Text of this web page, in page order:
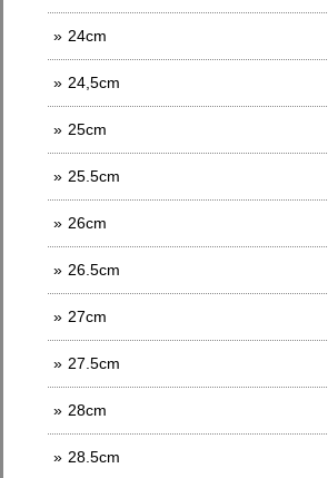
24cm
24,5cm
25cm
25.5cm
26cm
26.5cm
27cm
27.5cm
28cm
28.5cm